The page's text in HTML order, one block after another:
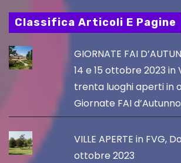
Classifica Articoli E Pagine
GIORNATE FAI
14 e 15 ottobre 2023
trenta luoghi aperti in
Giornate FAI d’Autunno
VILLE APERTE in FVG,
ottobre 2023